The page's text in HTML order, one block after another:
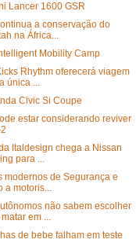
Lancer 1600 GSR
a conservação do
na África...
Mobility Camp
Rhythm oferecerá viagem
única ...
Civic Si Coupe
estar considerando reviver
Italdesign chega a Nissan
para ...
modernos de Segurança e
a motoris...
não sabem escolher
em ...
de bebe falham em teste